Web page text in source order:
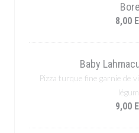
8,00
Baby
Pizza turque fine garnie de
9,00